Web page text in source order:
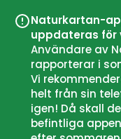
Naturkartan-
uppdateras för
Användare av
rapporterar i
Vi
helt från sin
igen! Då skall
befintliga